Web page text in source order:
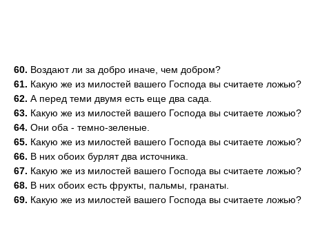
60. Воздают ли за добро иначе, чем добром?
61. Какую же из милостей вашего Господа вы считаете ложью?
62. А перед теми двумя есть еще два сада.
63. Какую же из милостей вашего Господа вы считаете ложью?
64. Они оба - темно-зеленые.
65. Какую же из милостей вашего Господа вы считаете ложью?
66. В них обоих бурлят два источника.
67. Какую же из милостей вашего Господа вы считаете ложью?
68. В них обоих есть фрукты, пальмы, гранаты.
69. Какую же из милостей вашего Господа вы считаете ложью?